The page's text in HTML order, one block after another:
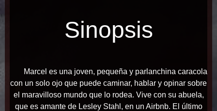
Sinopsis
Marcel es una joven, pequeña y parlanchina caracola
con un solo ojo que puede caminar, hablar y opinar sobre
el maravilloso mundo que lo rodea. Vive con su abuela,
que es amante de Lesley Stahl, en un Airbnb. El último